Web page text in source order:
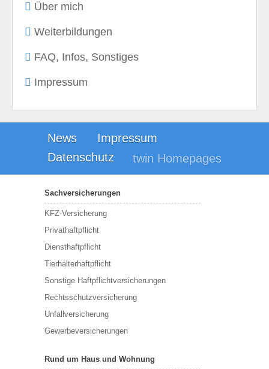
Über mich
Weiterbildungen
FAQ, Infos, Sonstiges
Impressum
News
Impressum
Datenschutz
twin Homepages
Sachversicherungen
KFZ-Versicherung
Privathaftpflicht
Diensthaftpflicht
Tierhalterhaftpflicht
Sonstige Haftpflichtversicherungen
Rechtsschutzversicherung
Unfallversicherung
Gewerbeversicherungen
Rund um Haus und Wohnung